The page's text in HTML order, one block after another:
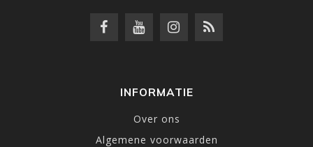
INFORMATIE
Over ons
Algemene voorwaarden